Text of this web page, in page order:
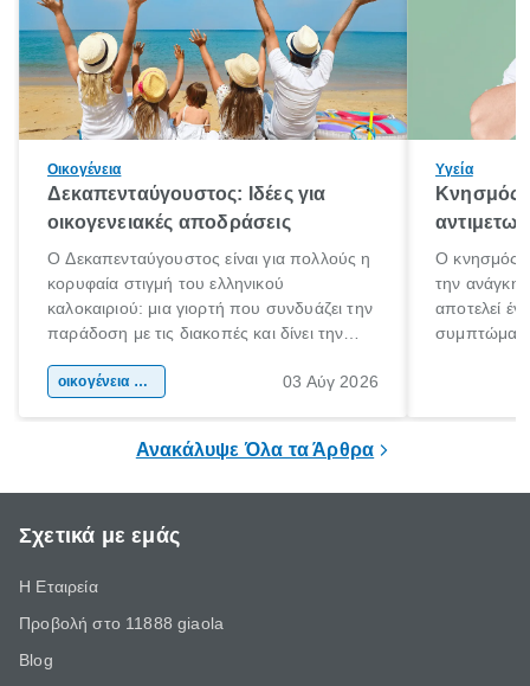
Οικογένεια
Δεκαπενταύγουστος: Ιδέες για
οικογενειακές αποδράσεις
Ο Δεκαπενταύγουστος είναι για πολλούς η
κορυφαία στιγμή του ελληνικού
καλοκαιριού: μια γιορτή που συνδυάζει την
παράδοση με τις διακοπές και δίνει την
χώρας. Είτε πρόκειται για λίγες μέρες
οικογένεια & παιδί 03 Αύγ 2026
Υγεία
Κνησμός:
Ο κνησμός
την ανάγκη
αποτελεί
Ανακάλυψε Όλα τα Άρθρα
Σχετικά με εμάς
Η Εταιρεία
Προβολή στο 11888 giaola
Blog